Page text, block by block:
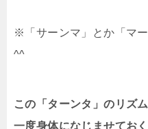
※「サーンマ」とか「マ
^^
この「ターンタ」のリズ
一度身体になじませてお